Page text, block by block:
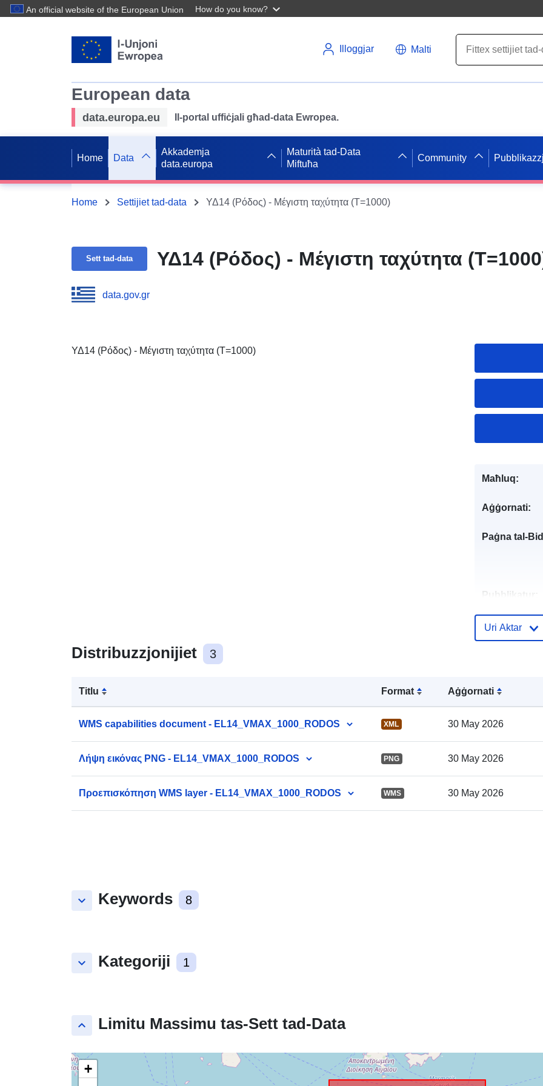
An official website of the European Union How do you know?
Illoggjar Malti
European data
data.europa.eu Il-portal uffiċjali għad-data Ewropea.
Home Data
Akkademja
data.europa
Maturità tad-Data
Miftuħa
Community
Home Settijiet tad-data ΥΔ14 (Ρόδος) - Μέγιστη ταχύτητα (T=1000)
Sett tad-data ΥΔ14 (Ρόδος) - Μέγιστη ταχύτητα
data.gov.gr
ΥΔ14 (Ρόδος) - Μέγιστη ταχύτητα (T=1000)
Distribuzzjonijiet 3
Titlu Format Aġġornati
WMS capabilities document - EL14_VMAX_1000_RODOS XML 30 May 2026
Λήψη εικόνας PNG - EL14_VMAX_1000_RODOS PNG 30 May 2026
Προεπισκόπηση WMS layer - EL14_VMAX_1000_RODOS WMS 30 May 2026
keyboard_arrow_down Keywords 8
keyboard_arrow_down Kategoriji 1
keyboard_arrow_up Limitu Massimu tas-Sett tad-Data
+
Maħluq:
Aġġornati:
Paġna tal-
Pubblikatur:
Reġistru tal-
temporali:
Uri Aktar